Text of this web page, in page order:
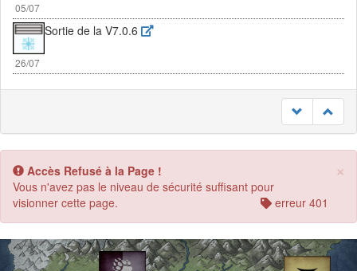
05/07
26/07
Sortie de la V7.0.6
×
Accès Refusé à la Page !
Vous n'avez pas le niveau de sécurité suffisant pour
visionner cette page.
erreur 401
Previous